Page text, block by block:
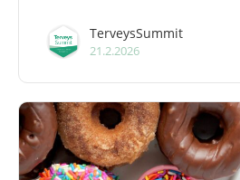
TerveysSummit
21.2.2026